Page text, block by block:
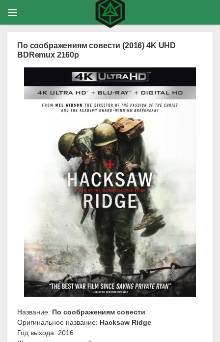
По соображениям совести (2016) 4K UHD
BDRemux 2160p
Название: По соображениям совести
Оригинальное название: Hacksaw Ridge
Год выхода: 2016